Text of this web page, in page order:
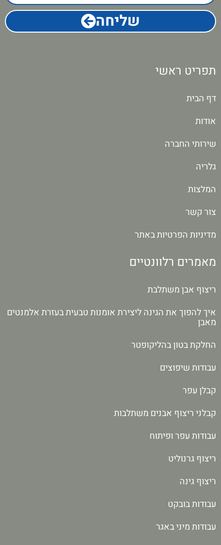
שליחה
תפריט ראשי
דף הבית
אודות
שירותי החברה
גלריה
המלצות
צור קשר
מדיניות הפרטיות באתר
מאמרים רלוונטיים
ריצוף אבן משתלבת
איך להפוך את הגינה ליצירת אומנות טבעית בעזרת אלמנטים
מאבן
החלקת בטון בהליקופטר
עבודות שיפוצים
קבלן עפר
קבלני ריצוף אבנים משתלבות
עבודות עפר ופיתוח
ריצוף גרנוליט
ריצוף גינה
עבודות בובקט
עבודות מיני באגר